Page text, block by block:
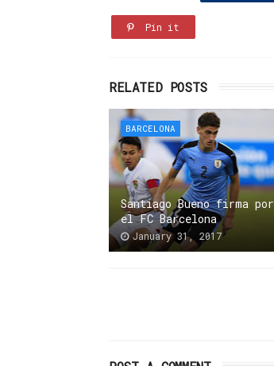
Pin it
RELATED POSTS
BARCELONA
Santiago Bueno firma por
el FC Barcelona
January 31, 2017